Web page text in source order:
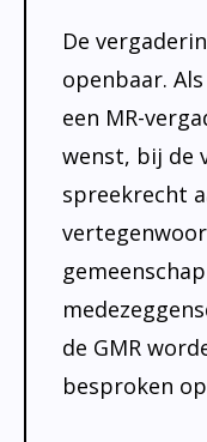
De
openbaar.
een MR-
wenst, bij de
spreekrecht
de GMR
besproken